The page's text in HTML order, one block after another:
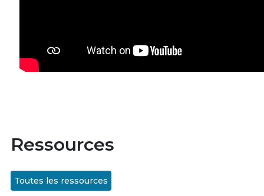
Ressources
Toutes les ressources